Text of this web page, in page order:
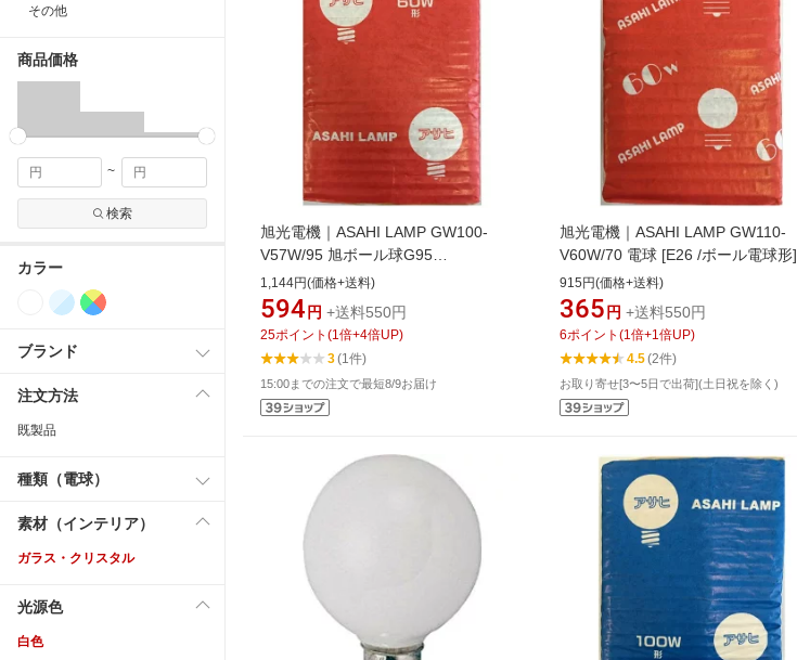
その他
商品価格
~
検索
カラー
ブランド
注文方法
既製品
種類（電球）
素材（インテリア）
ガラス・クリスタル
光源色
白色
旭光電機｜ASAHI LAMP GW100-
V57W/95 旭ボール球G95
GW100V57W [E26 /ボール電球形][ア
サヒボールキュウG95GW100V5]
1,144円(価格+送料)
594 円 +送料550円
25ポイント (1 倍+4倍UP)
3(1件)
15:00までの注文で最短8/9お届け
旭光電機｜ASAHI LAMP GW110-
V60W/70 電球 [E26 /ボール電球形]
[GW110V60W70]
915円(価格+送料)
365 円 +送料550円
6ポイント (1 倍+1 倍UP)
4.5(2件)
お取り寄せ[3〜5日で出荷](土日祝を除く)